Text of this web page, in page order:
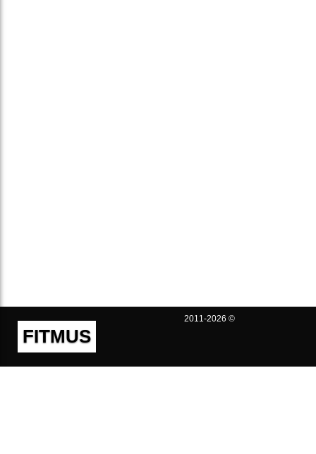
FITMUS
2011-2026 ©